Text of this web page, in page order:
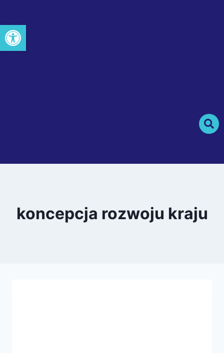
Otwórz pasek narzędzi
koncepcja rozwoju kraju